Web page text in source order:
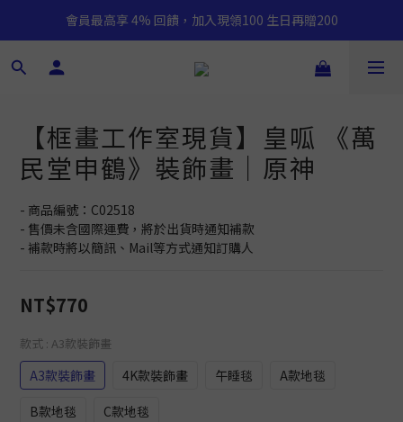
會員最高享 4% 回饋，加入現領100 生日再贈200
【框畫工作室現貨】皇呱 《萬
民堂申鶴》裝飾畫｜原神
- 商品編號：C02518
- 售價未含國際運費，將於出貨時通知補款
- 補款時將以簡訊、Mail等方式通知訂購人
NT$770
款式 : A3款裝飾畫
A3款裝飾畫 4K款裝飾畫 午睡毯
A款地毯
B款地毯
C款地毯